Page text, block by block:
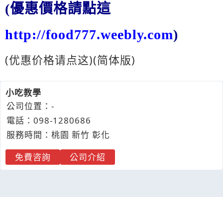
(優惠價格請點這
http://food777.weebly.com)
(优惠价格请点这)(简体版)
小吃教學
公司位置：-
電話： 098-1 280686
服務時間：桃園 新竹 彰化
免費咨詢
公司介紹